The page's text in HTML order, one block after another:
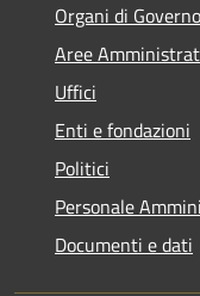
Organi di Governo
Aree
Uffici
Enti e fondazioni
Politici
Personale
Documenti e dati